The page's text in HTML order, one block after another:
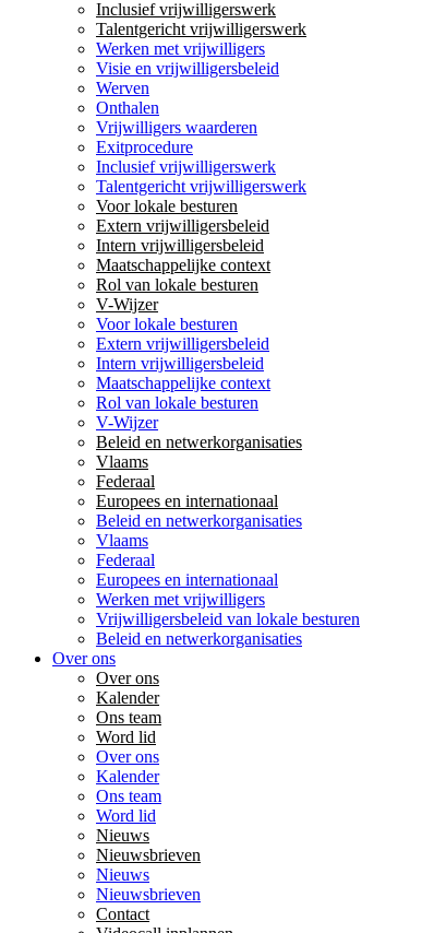
Inclusief vrijwilligerswerk
Talentgericht vrijwilligerswerk
Werken met vrijwilligers
Visie en vrijwilligersbeleid
Werven
Onthalen
Vrijwilligers waarderen
Exitprocedure
Inclusief vrijwilligerswerk
Talentgericht vrijwilligerswerk
Voor lokale besturen
Extern vrijwilligersbeleid
Intern vrijwilligersbeleid
Maatschappelijke context
Rol van lokale besturen
V-Wijzer
Voor lokale besturen
Extern vrijwilligersbeleid
Intern vrijwilligersbeleid
Maatschappelijke context
Rol van lokale besturen
V-Wijzer
Beleid en netwerkorganisaties
Vlaams
Federaal
Europees en internationaal
Beleid en netwerkorganisaties
Vlaams
Federaal
Europees en internationaal
Werken met vrijwilligers
Vrijwilligersbeleid van lokale besturen
Beleid en netwerkorganisaties
Over ons
Over ons
Kalender
Ons team
Word lid
Over ons
Kalender
Ons team
Word lid
Nieuws
Nieuwsbrieven
Nieuws
Nieuwsbrieven
Contact